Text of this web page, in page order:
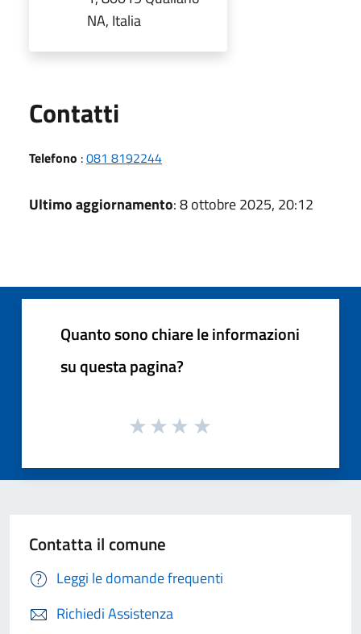
NA, Italia
Contatti
Telefono :081 8192244
Ultimo aggiornamento: 8 ottobre 2025, 20:12
Quanto sono chiare le informazioni
su questa pagina?
Contatta il comune
Leggi le domande frequenti
Richiedi Assistenza